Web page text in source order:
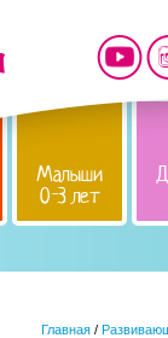
Малыши
0-3 лет
Главная /